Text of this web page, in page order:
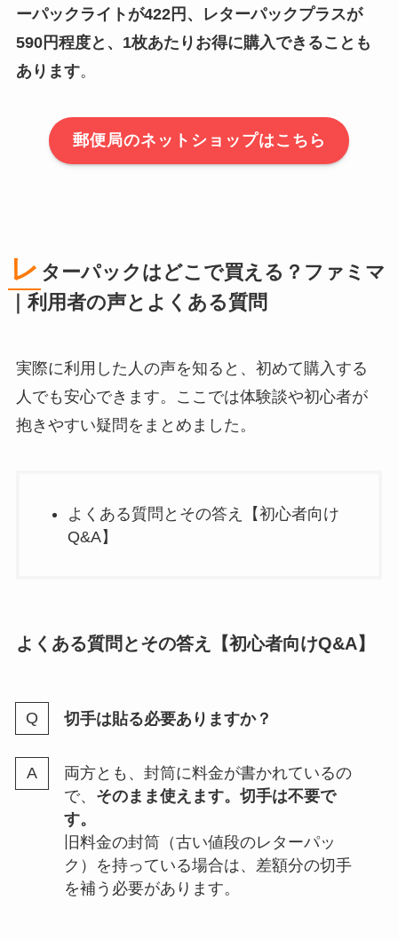
ーパックライトが422円、レターパックプラスが
590円程度と、1枚あたりお得に購入できることも
あります。
郵便局のネットショップはこちら
レ ターパックはどこで買える？ファミマ
｜利用者の声とよくある質問
実際に利用した人の声を知ると、初めて購入する
人でも安心できます。ここでは体験談や初心者が
抱きやすい疑問をまとめました。
よくある質問とその答え【初心者向け
Q&A】
よくある質問とその答え【初心者向けQ&A】
切手は貼る必要ありますか？
両方とも、封筒に料金が書かれているの
で、 そのまま使えます。切手は不要で
す。
旧料金の封筒（古い値段のレターパッ
ク）を持っている場合は、差額分の切手
を補う必要があります。